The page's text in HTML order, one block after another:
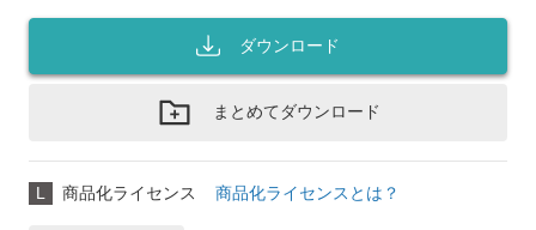
ダウンロード
まとめてダウンロード
L 商品化ライセンス 商品化ライセンスとは？